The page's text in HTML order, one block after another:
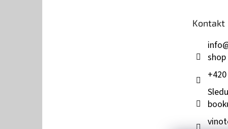
Kontakt
info
shop